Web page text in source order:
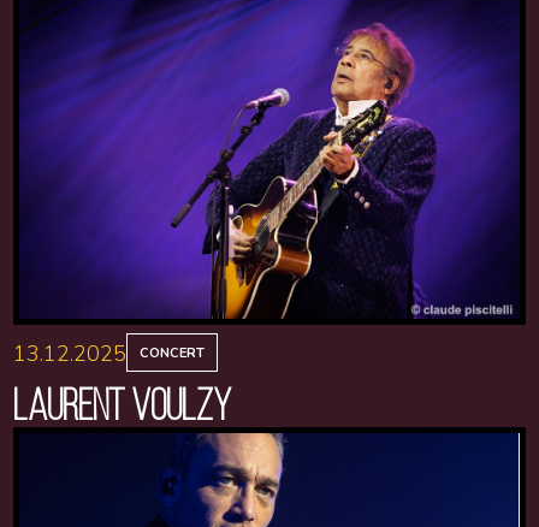
13.12.2025 CONCERT
LAURENT VOULZY